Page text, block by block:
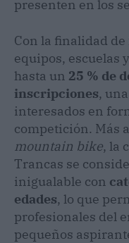
presenten en los
Con la finalidad
equipos, escuelas y
hasta un 25 % de
inscripciones,
interesados en
competición. Más
mountain bike, la
Trancas se
inigualable con
edades, lo que
profesionales del
pequeños